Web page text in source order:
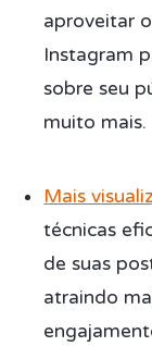
aproveitar
Instagram
sobre seu
muito mais.
Mais
técnicas
de suas
atraindo